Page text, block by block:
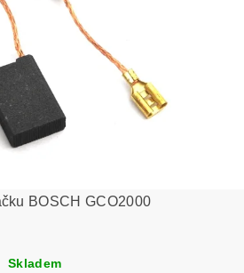
BOSCH GCO2000
Skladem